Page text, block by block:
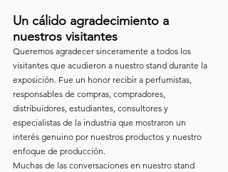
Un cálido agradecimiento a
nuestros visitantes
Queremos agradecer sinceramente a todos los
visitantes que acudieron a nuestro stand durante la
exposición. Fue un honor recibir a perfumistas,
responsables de compras, compradores,
distribuidores, estudiantes, consultores y
especialistas de la industria que mostraron un
interés genuino por nuestros productos y nuestro
enfoque de producción.
Muchas de las conversaciones en nuestro stand